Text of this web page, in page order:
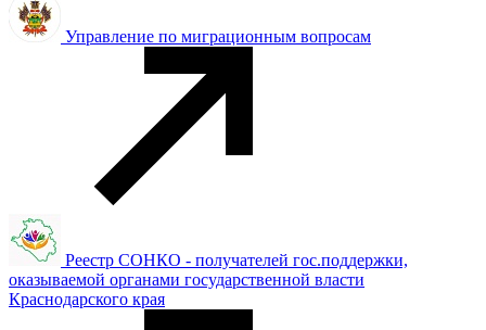
Управление по миграционным вопросам
Реестр СОНКО - получателей гос.поддержки,
оказываемой органами государственной власти
Краснодарского края